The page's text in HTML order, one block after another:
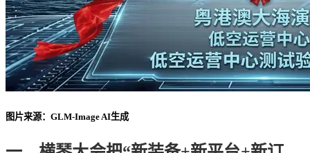
图片来源：GLM-Image AI生成